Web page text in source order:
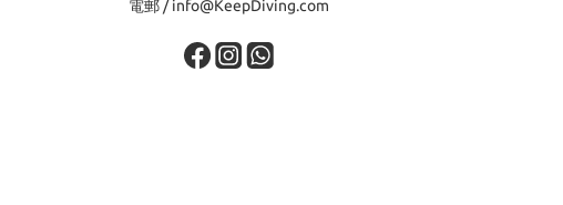
電郵 / info@KeepDiving.com